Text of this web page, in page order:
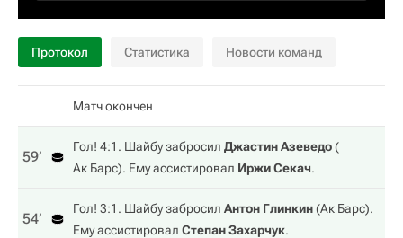
Протокол Статистика Новости команд
Матч окончен
59‎’‎
Гол! 4:1. Шайбу забросил Джастин Азеведо(
Ак Барс). Ему ассистировал Иржи Секач.
54‎’‎
Гол! 3:1. Шайбу забросил Антон Глинкин(Ак Барс).
Ему ассистировал Степан Захарчук.